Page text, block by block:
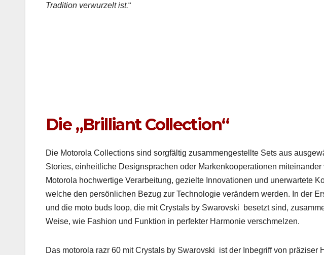
Tra­di­tion ver­wurzelt ist.“
Die „Brilliant Collection“
Die Motoro­la Col­lec­tions sind sorgfältig zusam­mengestellte Sets aus
Sto­ries, ein­heitliche Design­sprachen oder Markenko­op­er­a­tio­nen
Motoro­la hochw­er­tige Ver­ar­beitung, gezielte Inno­va­tio­nen und uner­wartete
welche den per­sön­lichen Bezug zur Tech­nolo­gie verän­dern wer­den. In der
und die moto buds loop, die mit Crys­tals by Swarovs­ki beset­zt sind,
Weise, wie Fash­ion und Funk­tion in per­fek­ter Har­monie ver­schmelzen.
Das motoro­la razr 60 mit Crys­tals by Swarovs­ki ist der Inbe­griff von präzis­er